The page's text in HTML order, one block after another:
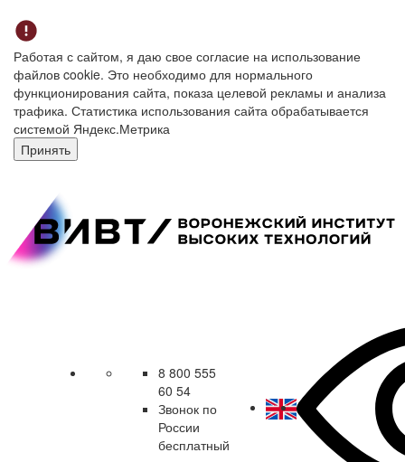
Работая с сайтом, я даю свое согласие на использование
файлов cookie. Это необходимо для нормального
функционирования сайта, показа целевой рекламы и анализа
трафика. Статистика использования сайта обрабатывается
системой Яндекс.Метрика
Принять
8 800 555
60 54
Звонок по
России
бесплатный